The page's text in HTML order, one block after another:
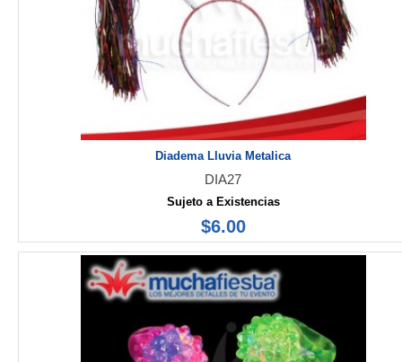
Diadema Lluvia Metalica
DIA27
Sujeto a Existencias
$6.00